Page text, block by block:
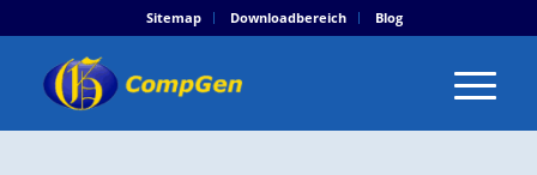
Sitemap Downloadbereich Blog